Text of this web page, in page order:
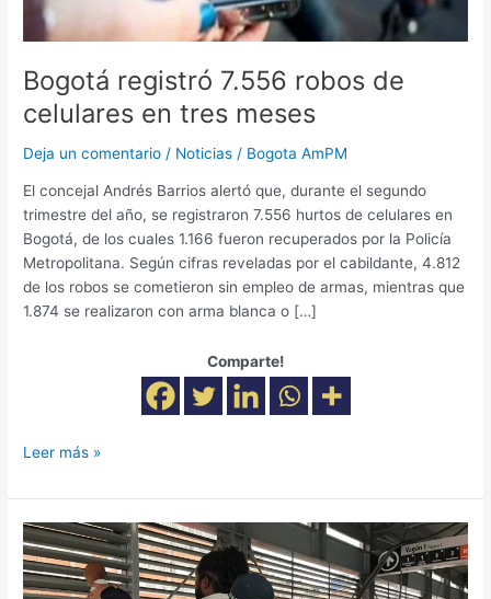
Bogotá registró 7.556 robos de
celulares en tres meses
Deja un comentario / Noticias / Bogota AmPM
El concejal Andrés Barrios alertó que, durante el segundo
trimestre del año, se registraron 7.556 hurtos de celulares en
Bogotá, de los cuales 1.166 fueron recuperados por la Policía
Metropolitana. Según cifras reveladas por el cabildante, 4.812
de los robos se cometieron sin empleo de armas, mientras que
1.874 se realizaron con arma blanca o […]
Comparte!
Leer más »
Tres
de
cada